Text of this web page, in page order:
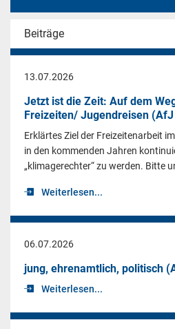
Beiträge
13.07.2026
Jetzt ist die Zeit: Auf dem
Freizeiten/ Jugendreisen (AfJ
Erklärtes Ziel der Freizeitenarbeit
in den kommenden Jahren
„klimagerechter“ zu werden. Bitte
Weiterlesen...
06.07.2026
jung, ehrenamtlich, politisch
Weiterlesen...